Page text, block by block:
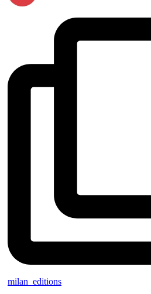
milan_editions